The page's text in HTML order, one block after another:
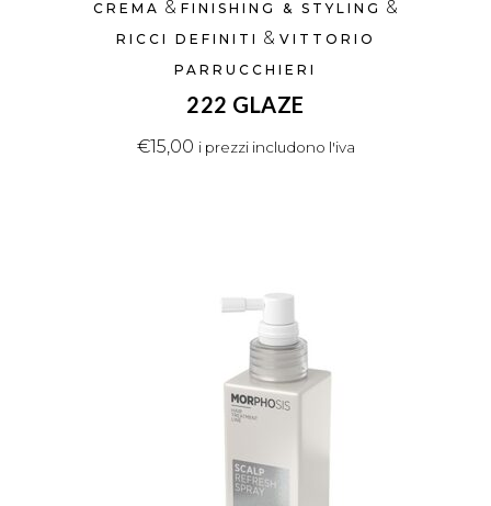
CREMA & FINISHING & STYLING &
RICCI DEFINITI & VITTORIO
PARRUCCHIERI
222 GLAZE
€15,00 i prezzi includono l'iva